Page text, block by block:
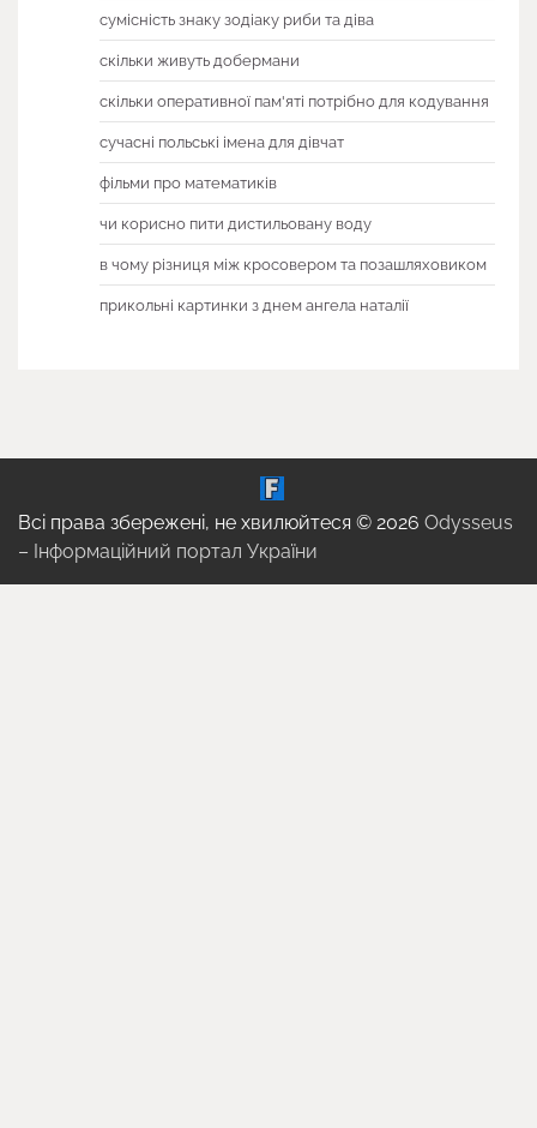
сумісність знаку зодіаку риби та діва
скільки живуть добермани
скільки оперативної пам'яті потрібно для кодування
сучасні польські імена для дівчат
фільми про математиків
чи корисно пити дистильовану воду
в чому різниця між кросовером та позашляховиком
прикольні картинки з днем ангела наталії
Всі права збережені, не хвилюйтеся © 2026 Odysseus
– Інформаційний портал України